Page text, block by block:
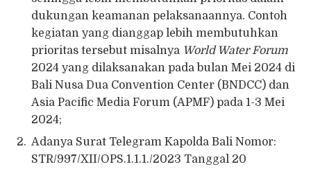
dukungan keamanan pelaksanaannya. Contoh
kegiatan yang dianggap lebih membutuhkan
prioritas tersebut misalnya World Water Forum
2024 yang dilaksanakan pada bulan Mei 2024 di
Bali Nusa Dua Convention Center (BNDCC) dan
Asia Pacific Media Forum (APMF) pada 1-3 Mei
2024;
Adanya Surat Telegram Kapolda Bali Nomor:
STR/997/XII/OPS.1.1.1./2023 Tanggal 20